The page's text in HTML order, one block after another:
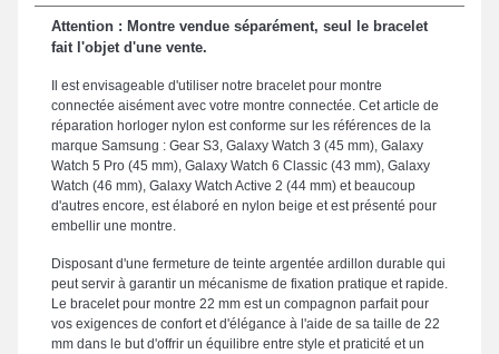
Attention : Montre vendue séparément, seul le bracelet
fait l'objet d'une vente.
Il est envisageable d'utiliser notre bracelet pour montre
connectée aisément avec votre montre connectée. Cet article de
réparation horloger nylon est conforme sur les références de la
marque Samsung : Gear S3, Galaxy Watch 3 (45 mm), Galaxy
Watch 5 Pro (45 mm), Galaxy Watch 6 Classic (43 mm), Galaxy
Watch (46 mm), Galaxy Watch Active 2 (44 mm) et beaucoup
d'autres encore, est élaboré en nylon beige et est présenté pour
embellir une montre.
Disposant d'une fermeture de teinte argentée ardillon durable qui
peut servir à garantir un mécanisme de fixation pratique et rapide.
Le bracelet pour montre 22 mm est un compagnon parfait pour
vos exigences de confort et d'élégance à l'aide de sa taille de 22
mm dans le but d'offrir un équilibre entre style et praticité et un